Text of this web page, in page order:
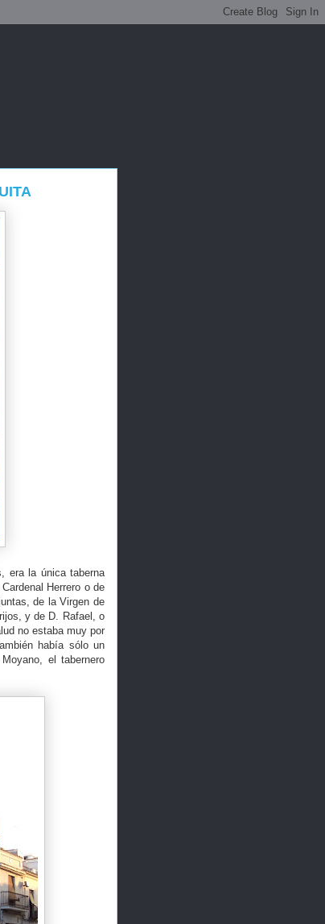
era la única taberna
Herrero o de
de la Virgen de
y de D. Rafael, o
no estaba muy por
había sólo un
el tabernero